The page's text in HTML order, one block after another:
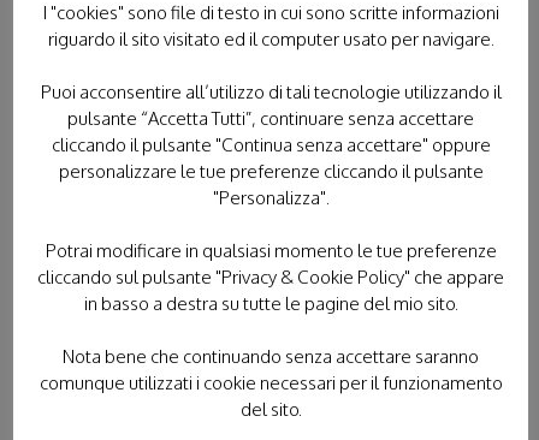
I "cookies" sono file di testo in cui sono scritte informazioni
riguardo il sito visitato ed il computer usato per navigare.
Puoi acconsentire all’utilizzo di tali tecnologie utilizzando il
pulsante “Accetta Tutti”, continuare senza accettare
cliccando il pulsante "Continua senza accettare" oppure
personalizzare le tue preferenze cliccando il pulsante
"Personalizza".
Potrai modificare in qualsiasi momento le tue preferenze
cliccando sul pulsante "Privacy & Cookie Policy" che appare
in basso a destra su tutte le pagine del mio sito.
Nota bene che continuando senza accettare saranno
comunque utilizzati i cookie necessari per il funzionamento
del sito.